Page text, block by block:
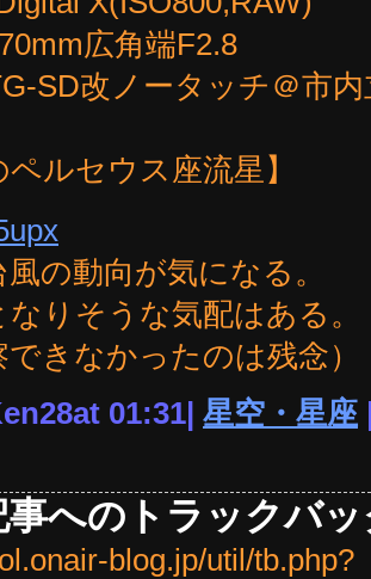
広角端F2.8
SD改ノータッチ＠市
ペルセウス座流星】
風の動向が気になる。
りそうな気配はある。
できなかったのは残念）
01:31| 星空・星座
へのトラックバッ
blog.jp/util/tb.php?